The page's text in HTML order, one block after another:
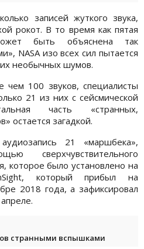
записей жуткого звука,
рокот. В то время как пятая
быть объяснена так
NASA изо всех сил пытается
необычных шумов.
чем 100 звуков, специалисты
21 из них с сейсмической
часть «странных,
остается загадкой.
21 «маршбека»,
сверхчувствительного
которое было установлено на
который прибыл на
2018 года, а зафиксировал
странными вспышками